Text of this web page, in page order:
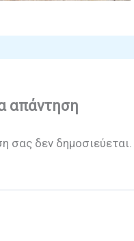
απάντηση
σας δεν δημοσιεύεται.